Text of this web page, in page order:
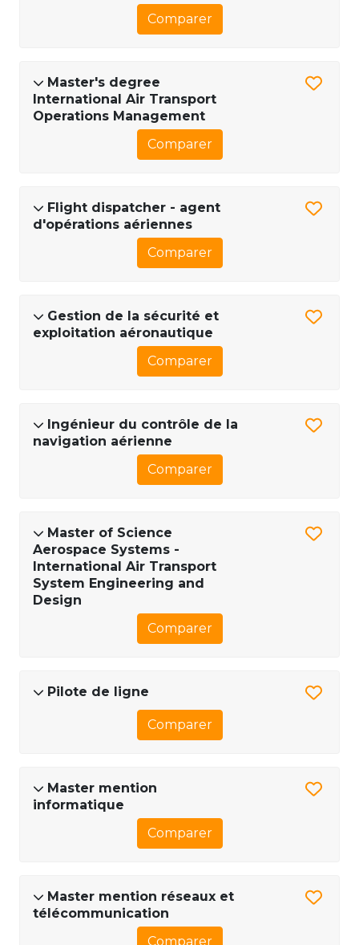
Comparer
Master's degree
International Air Transport
Operations Management
Comparer
Flight dispatcher - agent
d'opérations aériennes
Comparer
Gestion de la sécurité et
exploitation aéronautique
Comparer
Ingénieur du contrôle de la
navigation aérienne
Comparer
Master of Science
Aerospace Systems -
International Air Transport
System Engineering and
Design
Comparer
Pilote de ligne
Comparer
Master mention
informatique
Comparer
Master mention réseaux et
télécommunication
Comparer